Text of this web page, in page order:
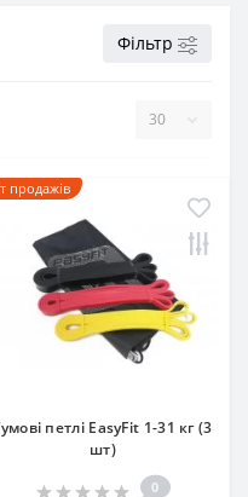
Фільтр
продажів
петлі EasyFit 1-31 кг (3
шт)
0